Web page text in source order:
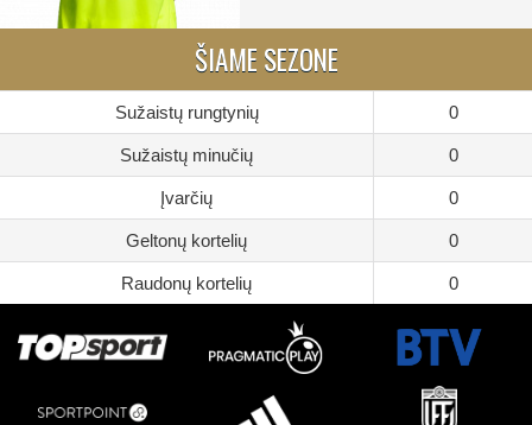
ŠIAME SEZONE
Sužaistų rungtynių 0
Sužaistų minučių 0
Įvarčių 0
Geltonų kortelių 0
Raudonų kortelių 0